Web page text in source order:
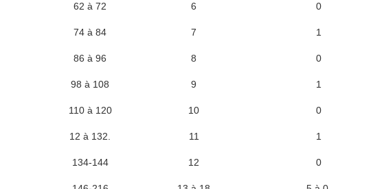
62 à 72 6 0
74 à 84 7 1
86 à 96 8 0
98 à 108 9 1
110 à 120 10 0
12 à 132. 11 1
134-144 12 0